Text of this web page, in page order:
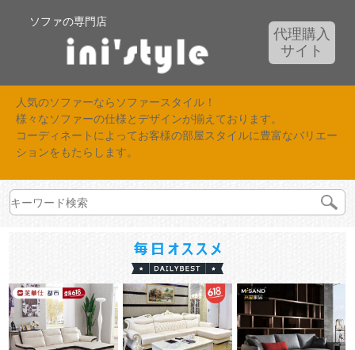
ソファの専門店
代理購入
サイト
人気のソファーならソファースタイル！
様々なソファーの仕様とデザインが揃えております。
コーディネートによってお客様の部屋スタイルに豊富なバリエー
ションをもたらします。